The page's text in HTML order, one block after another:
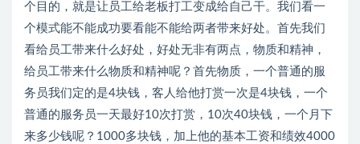
个目的，就是让员工给老板打工变成给自己干。我们看一
个模式能不能成功要看能不能给两者带来好处。首先我们
看给员工带来什么好处，好处无非有两点，物质和精神，
给员工带来什么物质和精神呢？首先物质，一个普通的服
务员我们定的是4块钱，客人给他打赏一次是4块钱，一个
普通的服务员一天最好10次打赏，10次40块钱，一个月下
来多少钱呢？1000多块钱，加上他的基本工资和绩效4000